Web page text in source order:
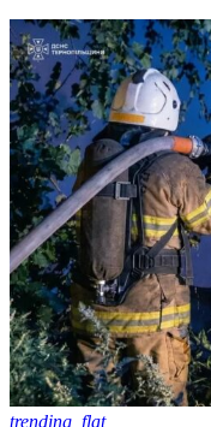
trending_flat